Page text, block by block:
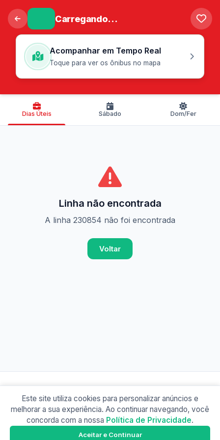
Carregando...
Acompanhar em Tempo Real
Toque para ver os ônibus no mapa
Dias Úteis Sábado Dom/Fer
Linha não encontrada
A linha 230854 não foi encontrada
Voltar
© 2026 Busão BR
Sobre Contato Política de Privacidade
Este site utiliza cookies para personalizar anúncios e
melhorar a sua experiência. Ao continuar navegando, você
concorda com a nossa Política de Privacidade.
Aceitar e Continuar